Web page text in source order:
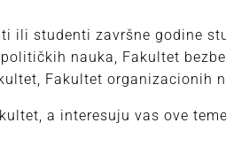
ili studenti završne godine
nauka, Fakultet
Fakultet organizacionih
a interesuju vas ove